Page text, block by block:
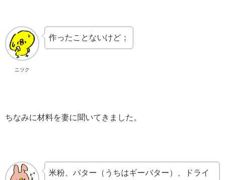
ニツク
作ったことないけど；
ちなみに材料を妻に聞いてきました。
米粉、バター（うちはギーバター）、ドライ